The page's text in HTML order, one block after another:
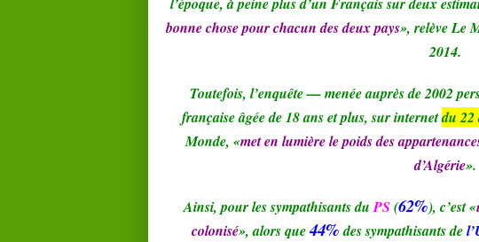
bonne chose pour chacun des deux pays», relève Le
2014.
Toutefois, l’enquête — menée auprès de 2002
française âgée de 18 ans et plus, sur internetdu 22
Monde, «met en lumière le poids des
d’Algérie».
Ainsi, pour les sympathisants duPS(62%), c’est «
colonisé», alors que44%des sympathisants de